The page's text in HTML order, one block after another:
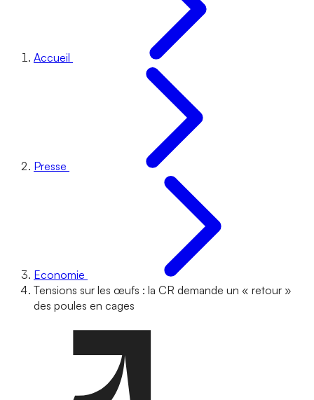
Accueil
Presse
Economie
Tensions sur les œufs : la CR demande un « retour »
des poules en cages